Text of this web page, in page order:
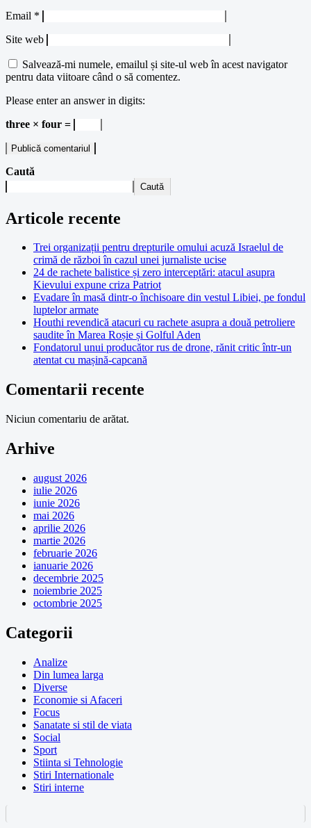
Email *
Site web
Salvează-mi numele, emailul și site-ul web în acest navigator
pentru data viitoare când o să comentez.
Please enter an answer in digits:
three × four =
Caută
Caută
Articole recente
Trei organizații pentru drepturile omului acuză Israelul de
crimă de război în cazul unei jurnaliste ucise
24 de rachete balistice și zero interceptări: atacul asupra
Kievului expune criza Patriot
Evadare în masă dintr-o închisoare din vestul Libiei, pe fondul
luptelor armate
Houthi revendică atacuri cu rachete asupra a două petroliere
saudite în Marea Roșie și Golful Aden
Fondatorul unui producător rus de drone, rănit critic într-un
atentat cu mașină-capcană
Comentarii recente
Niciun comentariu de arătat.
Arhive
august 2026
iulie 2026
iunie 2026
mai 2026
aprilie 2026
martie 2026
februarie 2026
ianuarie 2026
decembrie 2025
noiembrie 2025
octombrie 2025
Categorii
Analize
Din lumea larga
Diverse
Economie si Afaceri
Focus
Sanatate si stil de viata
Social
Sport
Stiinta si Tehnologie
Stiri Internationale
Stiri interne